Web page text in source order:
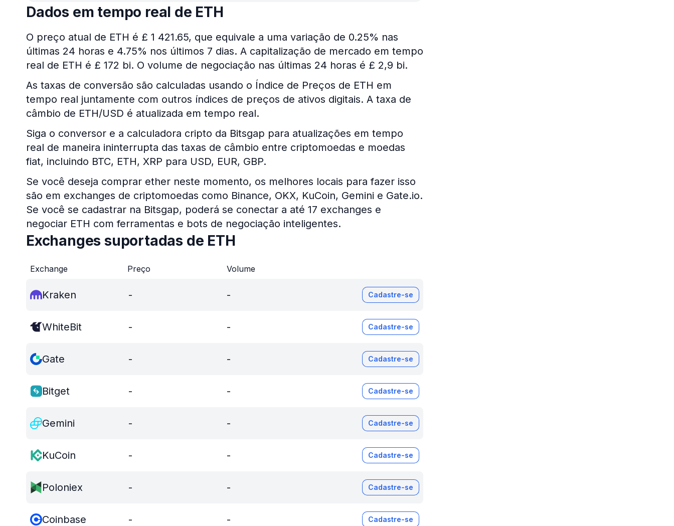
Dados em tempo real de ETH
O preço atual de ETH é £ 1 421.65, que equivale a uma variação de 0.25% nas
últimas 24 horas e 4.75% nos últimos 7 dias. A capitalização de mercado em tempo
real de ETH é £ 172 bi. O volume de negociação nas últimas 24 horas é £ 2,9 bi.
As taxas de conversão são calculadas usando o Índice de Preços de ETH em
tempo real juntamente com outros índices de preços de ativos digitais. A taxa de
câmbio de ETH/USD é atualizada em tempo real.
Siga o conversor e a calculadora cripto da Bitsgap para atualizações em tempo
real de maneira ininterrupta das taxas de câmbio entre criptomoedas e moedas
fiat, incluindo BTC, ETH, XRP para USD, EUR, GBP.
Se você deseja comprar ether neste momento, os melhores locais para fazer isso
são em exchanges de criptomoedas como Binance, OKX, KuCoin, Gemini e Gate.io.
Se você se cadastrar na Bitsgap, poderá se conectar a até 17 exchanges e
negociar ETH com ferramentas e bots de negociação inteligentes.
Exchanges suportadas de ETH
Exchange Preço Volume
Kraken - - Cadastre-se
WhiteBit - - Cadastre-se
Gate - - Cadastre-se
Bitget - - Cadastre-se
Gemini - - Cadastre-se
KuCoin - - Cadastre-se
Poloniex - - Cadastre-se
Coinbase - - Cadastre-se